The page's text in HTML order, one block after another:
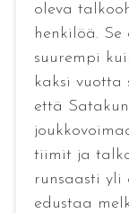
oleva
henkilöä.
suurempi
kaksi vuotta
että
tiimit ja
runsaasti
edustaa